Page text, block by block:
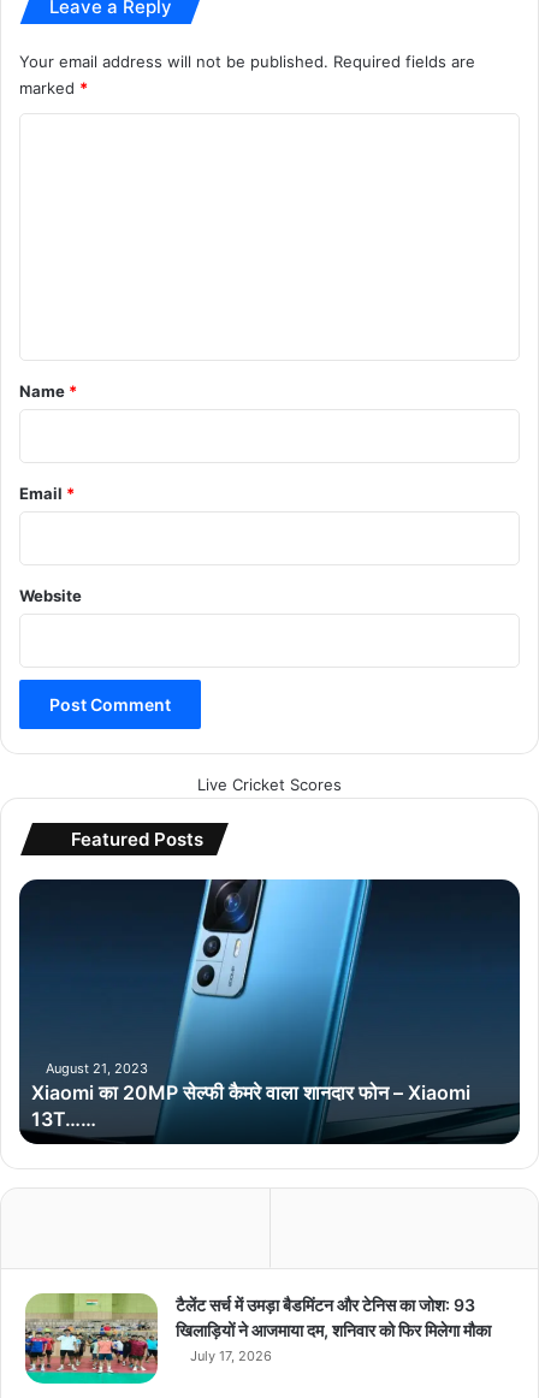
Leave a Reply
Your email address will not be published. Required fields are
marked *
*
Name *
Email *
Website
Live Cricket Scores
Featured Posts
X
M
P
से
ल्फी
रे
वा
ला
शा
न
August 21, 2023
Xiaomi का 20MP सेल्फी कैमरे वाला शानदार फोन – Xiaomi
13T……
टैलेंट सर्च में उमड़ा बैडमिंटन और टेनिस का जोश: 93
खिलाड़ियों ने आजमाया दम, शनिवार को फिर मिलेगा मौका
July 17, 2026